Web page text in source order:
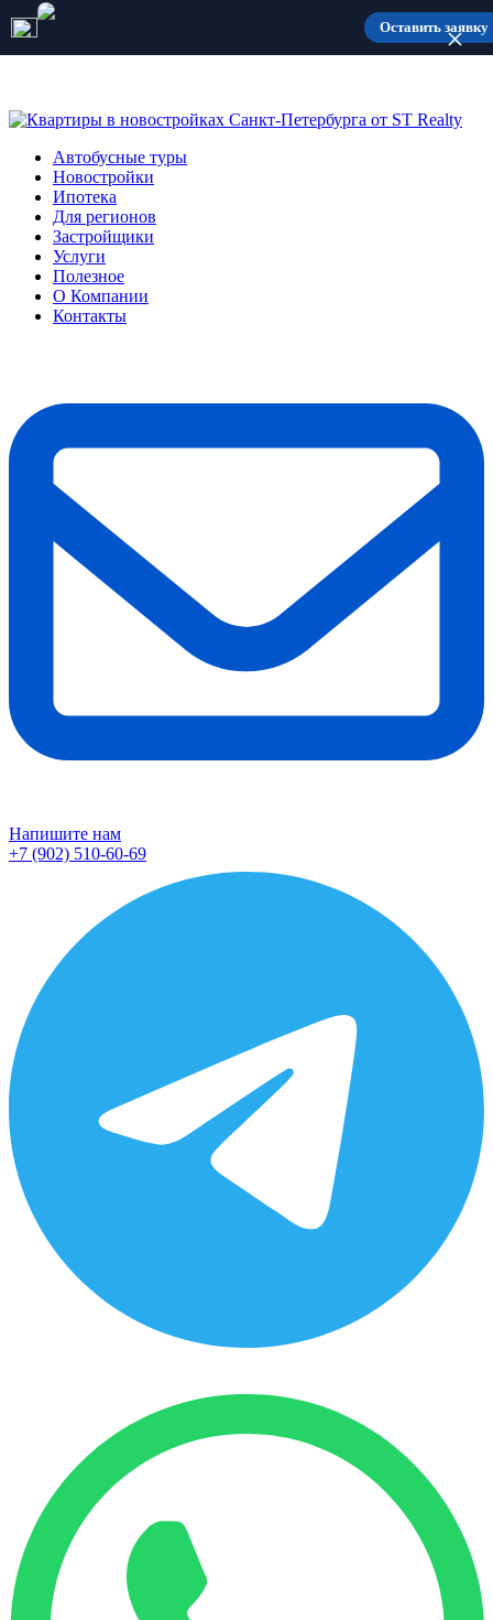
Количество мест ограничено
Автобусные туры
Новостройки
Ипотека
Для регионов
Застройщики
Услуги
Полезное
О Компании
Контакты
Напишите нам
+7 (902) 510-60-69
Оставить заявку